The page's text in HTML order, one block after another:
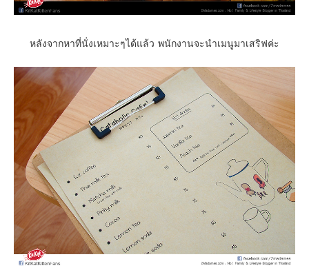
หลังจากหาที่นั่งเหมาะๆได้แล้ว พนักงานจะนำเมนูมาเสริฟค่ะ